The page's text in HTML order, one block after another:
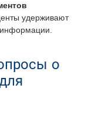
удерживают
о